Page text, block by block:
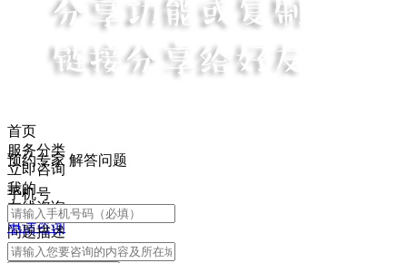
首页
服务分类
立即咨询
我的
在线咨询
电话咨询
预约专家 解答问题
手机号
问题描述